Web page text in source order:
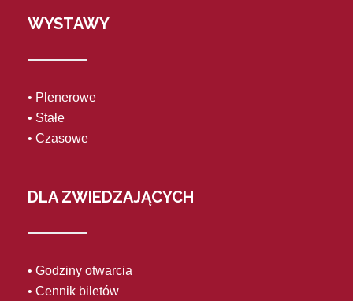
WYSTAWY
• Plenerowe
• Stałe
• Czasowe
DLA ZWIEDZAJĄCYCH
• Godziny otwarcia
• Cennik biletów